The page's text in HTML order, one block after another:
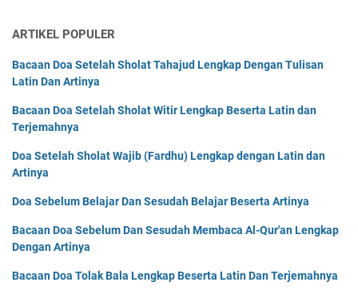
ARTIKEL POPULER
Bacaan Doa Setelah Sholat Tahajud Lengkap Dengan Tulisan
Latin Dan Artinya
Bacaan Doa Setelah Sholat Witir Lengkap Beserta Latin dan
Terjemahnya
Doa Setelah Sholat Wajib (Fardhu) Lengkap dengan Latin dan
Artinya
Doa Sebelum Belajar Dan Sesudah Belajar Beserta Artinya
Bacaan Doa Sebelum Dan Sesudah Membaca Al-Qur'an Lengkap
Dengan Artinya
Bacaan Doa Tolak Bala Lengkap Beserta Latin Dan Terjemahnya